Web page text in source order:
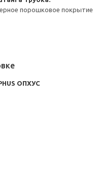
порошковое покрытие
ОПХУС